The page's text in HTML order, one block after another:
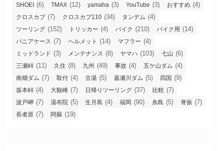
SHOEI (6) TMAX (12) yamaha (3) YouTube (3) おすすめ (4)
クロスカブ (7) クロスカブ110 (34) タンデム (4)
ツーリング (152) トリッカー (4) バイク (210) バイク用 (14)
パニアケース (7) ヘルメット (14) マフラー (4)
ミッドランド (3) メンテナンス (8) ヤマハ (103) 七山 (6)
三瀬峠 (11) 久住 (8) 九州 (49) 事故 (4) 五ケ山ダム (4)
南畑ダム (7) 取付 (4) 古湯 (5) 嘉瀬川ダム (5) 四国 (9)
坂本峠 (4) 大観峰 (7) 日帰りツーリング (37) 比較 (7)
波戸岬 (7) 湯布院 (5) 生月島 (4) 福岡 (90) 糸島 (5) 脊振 (7)
長者原 (7) 阿蘇 (19)